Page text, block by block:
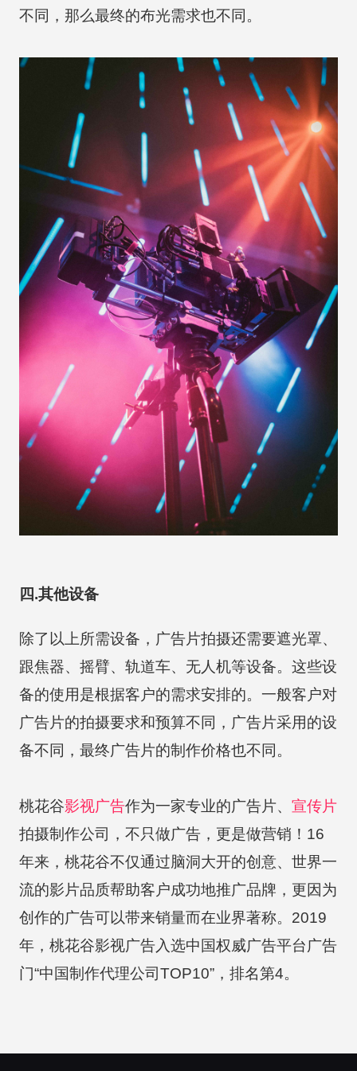
不同，那么最终的布光需求也不同。
四.其他设备
除了以上所需设备，广告片拍摄还需要遮光罩、
跟焦器、摇臂、轨道车、无人机等设备。这些设
备的使用是根据客户的需求安排的。一般客户对
广告片的拍摄要求和预算不同，广告片采用的设
备不同，最终广告片的制作价格也不同。
桃花谷影视广告作为一家专业的广告片、 宣传片
拍摄制作公司，不只做广告，更是做营销！16
年来，桃花谷不仅通过脑洞大开的创意、世界一
流的影片品质帮助客户成功地推广品牌，更因为
创作的广告可以带来销量而在业界著称。2019
年，桃花谷影视广告入选中国权威广告平台广告
门“中国制作代理公司TOP10”，排名第4。